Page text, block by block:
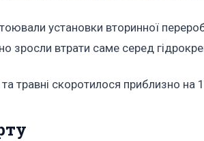
установки вторинної
втрати саме серед
травні скоротилося приблизно на